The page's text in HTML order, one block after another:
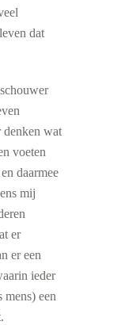
dat
denken wat
voeten
daarmee
mij
er
er een
ieder
een